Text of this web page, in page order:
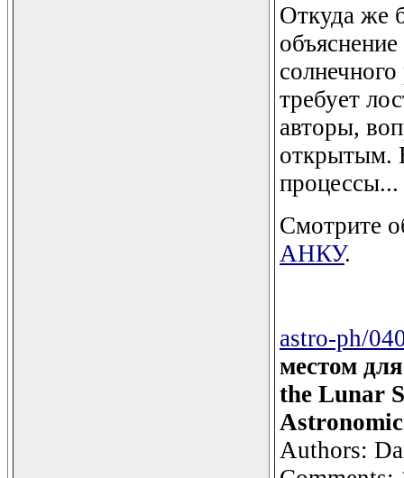
Откуда же
требует
авторы,
открытым.
процессы...
Смотрите
АНКУ.
astro-ph/
местом
the Lunar
Authors: